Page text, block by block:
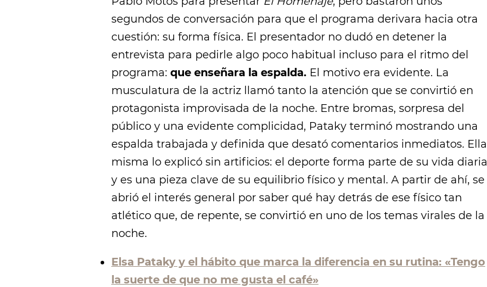
segundos de conversación para que el programa derivara hacia otra
cuestión: su forma física. El presentador no dudó en detener la
entrevista para pedirle algo poco habitual incluso para el ritmo del
programa: que enseñara la espalda. El motivo era evidente. La
musculatura de la actriz llamó tanto la atención que se convirtió en
protagonista improvisada de la noche. Entre bromas, sorpresa del
público y una evidente complicidad, Pataky terminó mostrando una
espalda trabajada y definida que desató comentarios inmediatos. Ella
misma lo explicó sin artificios: el deporte forma parte de su vida diaria
y es una pieza clave de su equilibrio físico y mental. A partir de ahí, se
abrió el interés general por saber qué hay detrás de ese físico tan
atlético que, de repente, se convirtió en uno de los temas virales de la
noche.
Elsa Pataky y el hábito que marca la diferencia en su rutina: «Tengo
la suerte de que no me gusta el café»